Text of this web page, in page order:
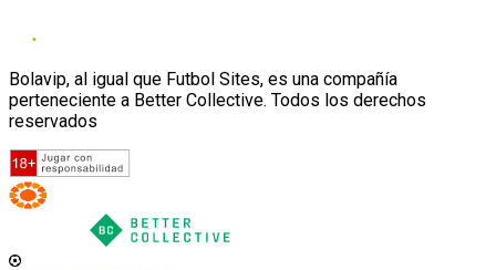
Bolavip, al igual que Futbol Sites, es una compañía
perteneciente a Better Collective. Todos los derechos
reservados